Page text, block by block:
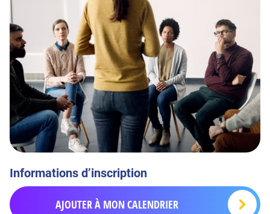
Informations d’inscription
AJOUTER À MON CALENDRIER